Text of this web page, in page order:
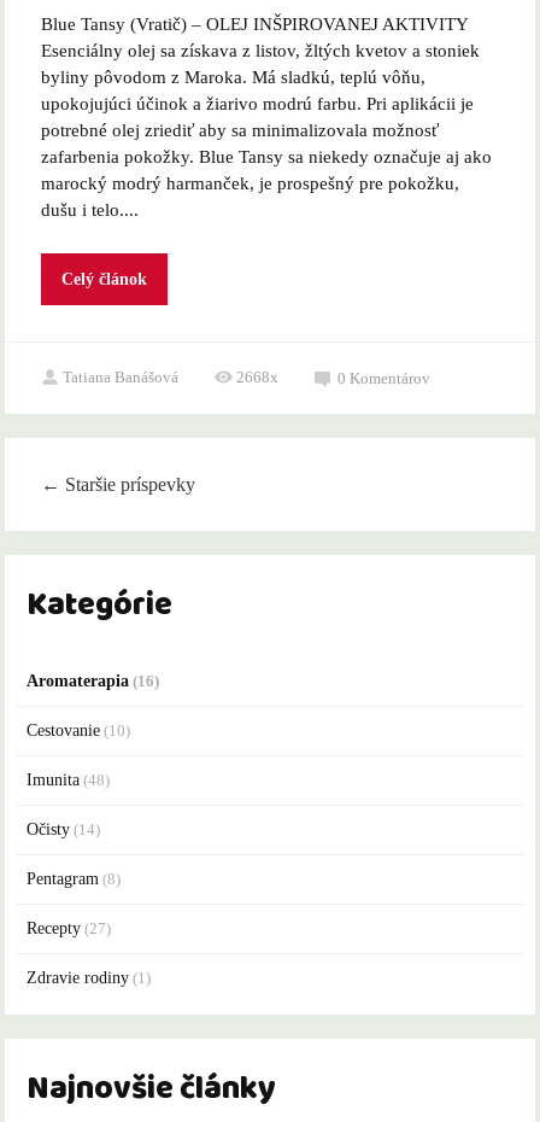
Blue Tansy (Vratič) – OLEJ INŠPIROVANEJ AKTIVITY
Esenciálny olej sa získava z listov, žltých kvetov a stoniek
byliny pôvodom z Maroka. Má sladkú, teplú vôňu,
upokojujúci účinok a žiarivo modrú farbu. Pri aplikácii je
potrebné olej zriediť aby sa minimalizovala možnosť
zafarbenia pokožky. Blue Tansy sa niekedy označuje aj ako
marocký modrý harmanček, je prospešný pre pokožku,
dušu i telo....
Celý článok
Tatiana Banášová 2668x 0Komentárov
← Staršie príspevky
Kategórie
Aromaterapia (16)
Cestovanie (10)
Imunita (48)
Očisty (14)
Pentagram (8)
Recepty (27)
Zdravie rodiny (1)
Najnovšie články